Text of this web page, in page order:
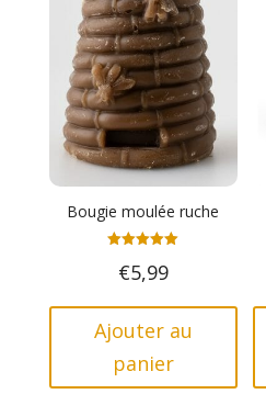
Bougie moulée ruche
5.00
sur 5
€5,99
Ajouter au
panier